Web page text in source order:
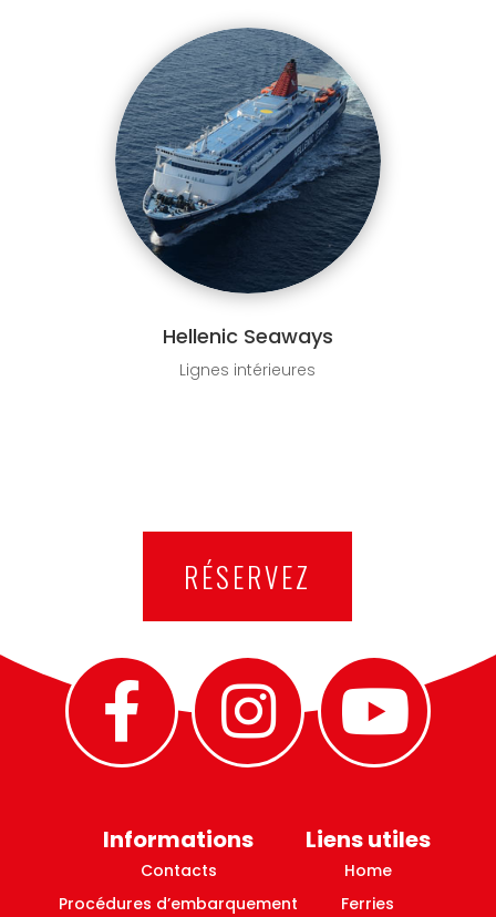
Hellenic Seaways
Lignes intérieures
RÉSERVEZ
Informations
Contacts
Procédures d’embarquement
Liens utiles
Home
Ferries